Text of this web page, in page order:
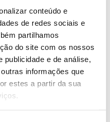
conteúdo e
de redes sociais e
partilhamos
do site com os nossos
publicidade e de análise,
informações que
estes a partir da sua
com custos de
das
No entanto, as
se promissoras em
e na redução
dos transportes
aéreos e até
que a
dos materiais